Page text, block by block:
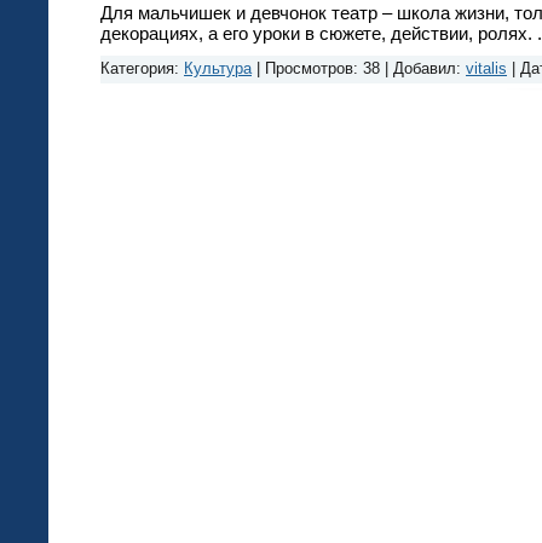
Для мальчишек и девчонок театр – школа жизни,
декорациях, а его уроки в сюжете, действии, ролях.
Категория: Культура | Просмотров: 38 | Добавил: vitalis |